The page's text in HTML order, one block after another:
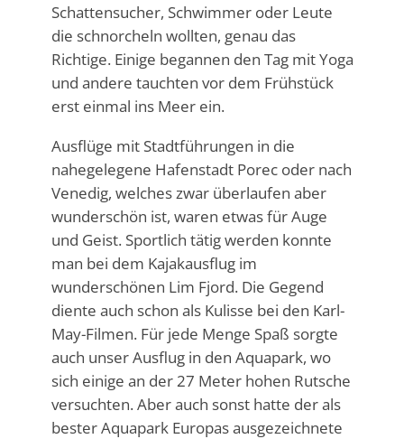
Schattensucher, Schwimmer oder Leute
die schnorcheln wollten, genau das
Richtige. Einige begannen den Tag mit Yoga
und andere tauchten vor dem Frühstück
erst einmal ins Meer ein.
Ausflüge mit Stadtführungen in die
nahegelegene Hafenstadt Porec oder nach
Venedig, welches zwar überlaufen aber
wunderschön ist, waren etwas für Auge
und Geist. Sportlich tätig werden konnte
man bei dem Kajakausflug im
wunderschönen Lim Fjord. Die Gegend
diente auch schon als Kulisse bei den Karl-
May-Filmen. Für jede Menge Spaß sorgte
auch unser Ausflug in den Aquapark, wo
sich einige an der 27 Meter hohen Rutsche
versuchten. Aber auch sonst hatte der als
bester Aquapark Europas ausgezeichnete